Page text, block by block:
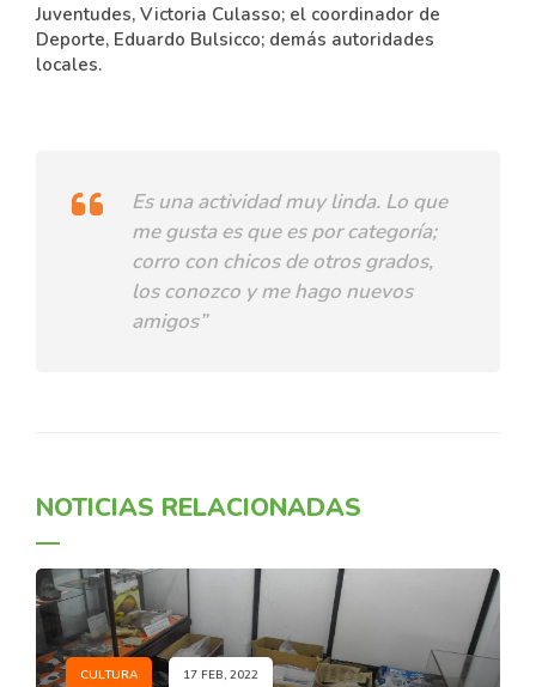
Juventudes, Victoria Culasso; el coordinador de
Deporte, Eduardo Bulsicco; demás autoridades
locales.
Es una actividad muy linda. Lo que
me gusta es que es por categoría;
corro con chicos de otros grados,
los conozco y me hago nuevos
amigos”
NOTICIAS RELACIONADAS
CULTURA 17 FEB, 2022